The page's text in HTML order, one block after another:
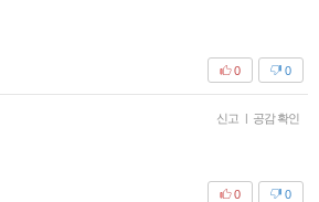
0
0
신고 | 공감 확인
0
0